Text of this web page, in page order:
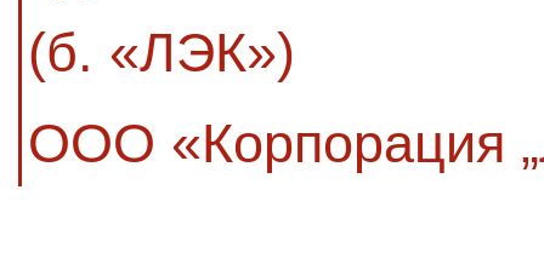
(б. «ЛЭК»)
ООО «Корпорация